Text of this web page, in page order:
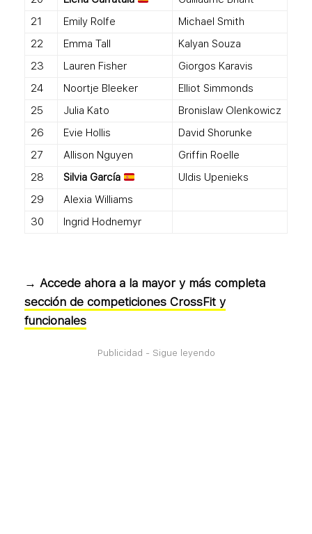
21
Emily Rolfe
Michael Smith
22
Emma Tall
Kalyan Souza
23
Lauren Fisher
Giorgos Karavis
24
Noortje Bleeker
Elliot Simmonds
25
Julia Kato
Bronislaw Olenkowicz
26
Evie Hollis
David Shorunke
27
Allison Nguyen
Griffin Roelle
28
Silvia García
Uldis Upenieks
29
Alexia Williams
30
Ingrid Hodnemyr
→ Accede ahora a la mayor y más completa
sección de competiciones CrossFit y
funcionales
Publicidad - Sigue leyendo